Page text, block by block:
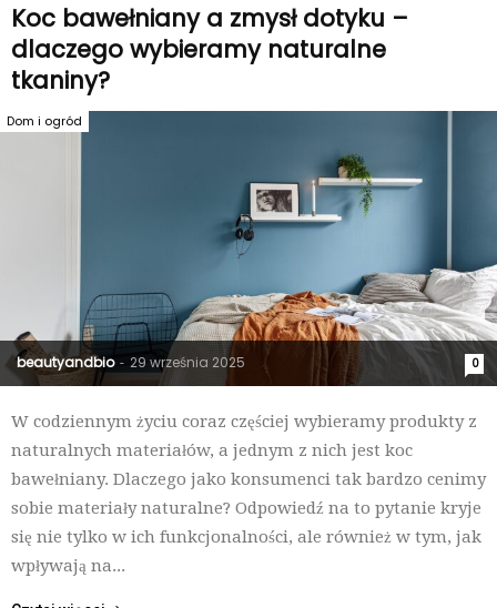
Koc bawełniany a zmysł dotyku –
dlaczego wybieramy naturalne
tkaniny?
beautyandbio - 29 września 2025 0
Dom i ogród
W codziennym życiu coraz częściej wybieramy produkty z
naturalnych materiałów, a jednym z nich jest koc
bawełniany. Dlaczego jako konsumenci tak bardzo cenimy
sobie materiały naturalne? Odpowiedź na to pytanie kryje
się nie tylko w ich funkcjonalności, ale również w tym, jak
wpływają na...